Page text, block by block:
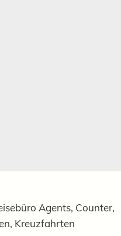
Agents, Counter,
Kreuzfahrten